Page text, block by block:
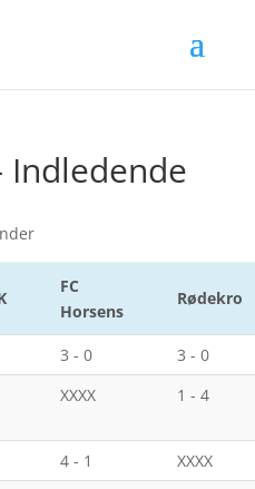
Indledende
FC
Horsens
Rødekro
3 - 0
3 - 0
XXXX 1 - 4
4 - 1
XXXX